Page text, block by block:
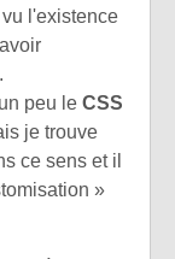
l'existence
peu le CSS
je trouve
ce sens et il
»